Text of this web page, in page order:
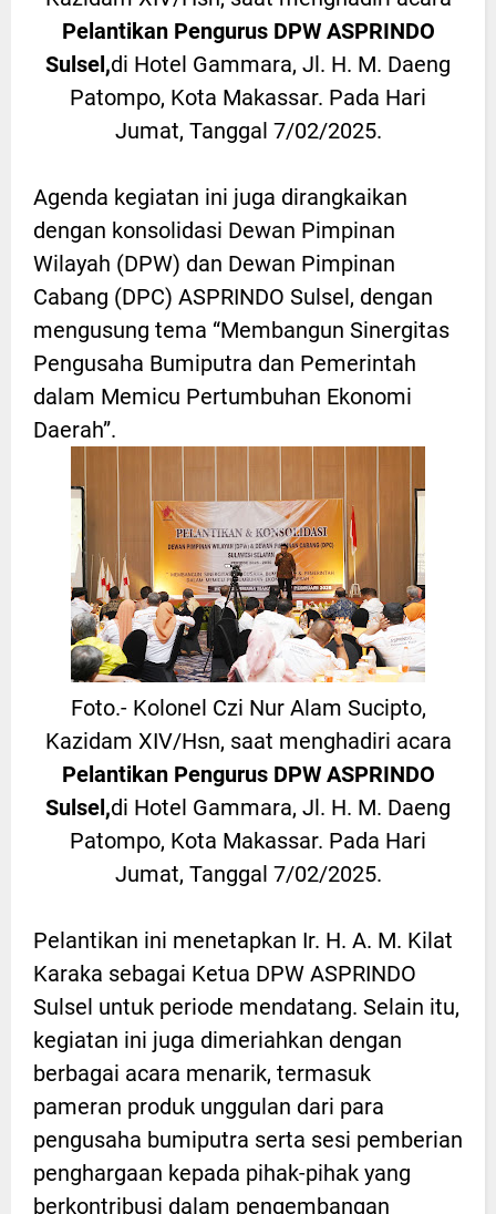
Pelantikan Pengurus DPW ASPRINDO
Sulsel,di Hotel Gammara, Jl. H. M. Daeng
Patompo, Kota Makassar. Pada Hari
Jumat, Tanggal 7/02/2025.
Agenda kegiatan ini juga dirangkaikan
dengan konsolidasi Dewan Pimpinan
Wilayah (DPW) dan Dewan Pimpinan
Cabang (DPC) ASPRINDO Sulsel, dengan
mengusung tema “Membangun Sinergitas
Pengusaha Bumiputra dan Pemerintah
dalam Memicu Pertumbuhan Ekonomi
Daerah”.
Foto.- Kolonel Czi Nur Alam Sucipto,
Kazidam XIV/Hsn, saat menghadiri acara
Pelantikan Pengurus DPW ASPRINDO
Sulsel,di Hotel Gammara, Jl. H. M. Daeng
Patompo, Kota Makassar. Pada Hari
Jumat, Tanggal 7/02/2025.
Pelantikan ini menetapkan Ir. H. A. M. Kilat
Karaka sebagai Ketua DPW ASPRINDO
Sulsel untuk periode mendatang. Selain itu,
kegiatan ini juga dimeriahkan dengan
berbagai acara menarik, termasuk
pameran produk unggulan dari para
pengusaha bumiputra serta sesi pemberian
penghargaan kepada pihak-pihak yang
berkontribusi dalam pengembangan